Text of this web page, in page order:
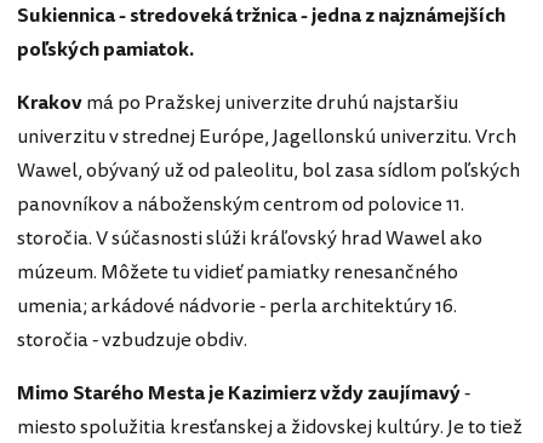
Sukiennica - stredoveká tržnica - jedna z najznámejších
poľských pamiatok.
Krakovmá po Pražskej univerzite druhú najstaršiu
univerzitu v strednej Európe, Jagellonskú univerzitu. Vrch
Wawel, obývaný už od paleolitu, bol zasa sídlom poľských
panovníkov a náboženským centrom od polovice 11.
storočia. V súčasnosti slúži kráľovský hrad Wawel ako
múzeum. Môžete tu vidieť pamiatky renesančného
umenia; arkádové nádvorie - perla architektúry 16.
storočia - vzbudzuje obdiv.
Mimo Starého Mesta je Kazimierz vždy zaujímavý-
miesto spolužitia kresťanskej a židovskej kultúry. Je to tiež